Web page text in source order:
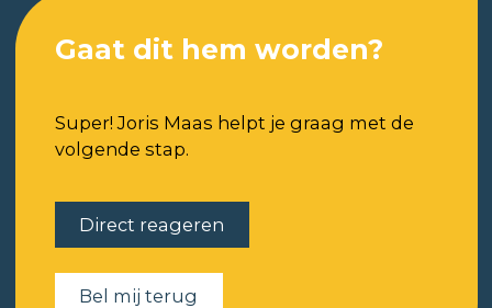
Gaat dit hem worden?
Super! Joris Maas helpt je graag met de
volgende stap.
Direct reageren
Bel mij terug